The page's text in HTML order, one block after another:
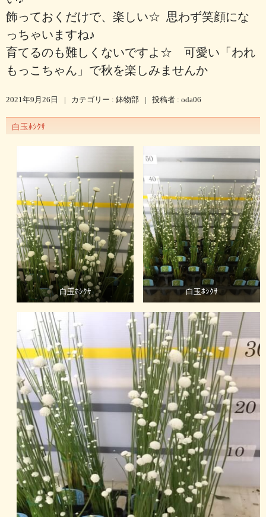
飾っておくだけで、楽しい☆ 思わず笑顔にな
っちゃいますね♪
育てるのも難しくないですよ☆ 可愛い「われ
もっこちゃん」で秋を楽しみませんか
2021年9月26日 | カテゴリー : 鉢物部 | 投稿者 : oda06
白玉ﾎｼｸｻ
白玉ﾎｼｸｻ 白玉ﾎｼｸｻ